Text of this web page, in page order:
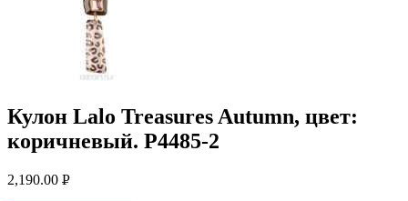
Кулон Lalo Treasures Autumn, цвет:
коричневый. P4485-2
2,190.00 Р